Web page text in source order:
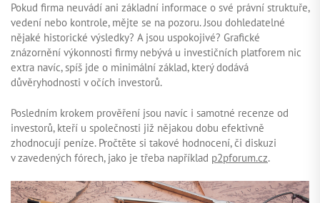
Pokud firma neuvádí ani základní informace o své právní struktuře,
vedení nebo kontrole, mějte se na pozoru. Jsou dohledatelné
nějaké historické výsledky? A jsou uspokojivé? Grafické
znázornění výkonnosti firmy nebývá u investičních platforem nic
extra navíc, spíš jde o minimální základ, který dodává
důvěryhodnosti v očích investorů.
Posledním krokem prověření jsou navíc i samotné recenze od
investorů, kteří u společnosti již nějakou dobu efektivně
zhodnocují peníze. Pročtěte si takové hodnocení, či diskuzi
v zavedených fórech, jako je třeba například p2pforum.cz.